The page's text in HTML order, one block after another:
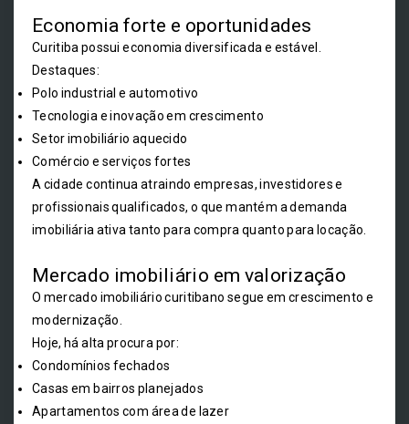
Economia forte e oportunidades
Curitiba possui economia diversificada e estável.
Destaques:
Polo industrial e automotivo
Tecnologia e inovação em crescimento
Setor imobiliário aquecido
Comércio e serviços fortes
A cidade continua atraindo empresas, investidores e
profissionais qualificados, o que mantém a demanda
imobiliária ativa tanto para compra quanto para locação.
Mercado imobiliário em valorização
O mercado imobiliário curitibano segue em crescimento e
modernização.
Hoje, há alta procura por:
Condomínios fechados
Casas em bairros planejados
Apartamentos com área de lazer